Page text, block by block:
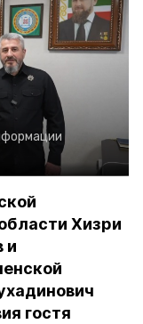
Хизри
и
гостя